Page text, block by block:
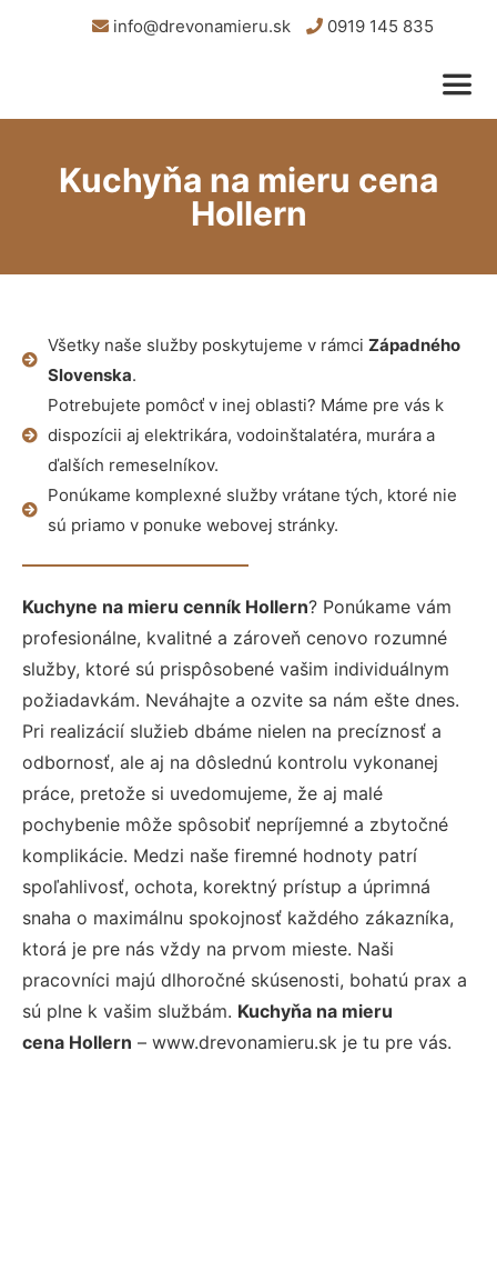
info@drevonamieru.sk 0919 145 835
Kuchyňa na mieru cena
Hollern
Všetky naše služby poskytujeme v rámci Západného
Slovenska.
Potrebujete pomôcť v inej oblasti? Máme pre vás k
dispozícii aj elektrikára, vodoinštalatéra, murára a
ďalších remeselníkov.
Ponúkame komplexné služby vrátane tých, ktoré nie
sú priamo v ponuke webovej stránky.
Kuchyne na mieru cenník Hollern? Ponúkame vám
profesionálne, kvalitné a zároveň cenovo rozumné
služby, ktoré sú prispôsobené vašim individuálnym
požiadavkám. Neváhajte a ozvite sa nám ešte dnes.
Pri realizácií služieb dbáme nielen na precíznosť a
odbornosť, ale aj na dôslednú kontrolu vykonanej
práce, pretože si uvedomujeme, že aj malé
pochybenie môže spôsobiť nepríjemné a zbytočné
komplikácie. Medzi naše firemné hodnoty patrí
spoľahlivosť, ochota, korektný prístup a úprimná
snaha o maximálnu spokojnosť každého zákazníka,
ktorá je pre nás vždy na prvom mieste. Naši
pracovníci majú dlhoročné skúsenosti, bohatú prax a
sú plne k vašim službám. Kuchyňa na mieru
cena Hollern – www.drevonamieru.sk je tu pre vás.